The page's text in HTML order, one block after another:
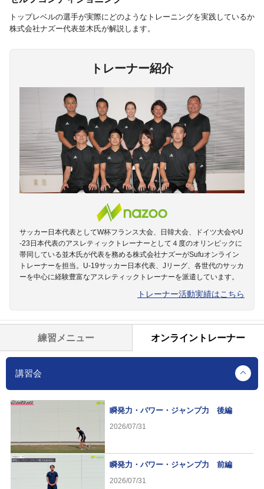
トップレベルの選手が実際にどのようなトレーニングを実践しているか
株式会社ナズー代表並木氏が解説します。
トレーナー紹介
サッカー日本代表としてW杯フランス大会、日韓大会、ドイツ大会やU
-23日本代表のアスレティックトレーナーとして４度のオリンピックに
帯同している並木氏が代表を務める株式会社ナズーがSufuオンライン
トレーナーを担当。U-19サッカー日本代表、Jリーグ、各世代のサッカ
ーを中心に経験豊富なアスレティックトレーナーを派遣しています。
トレーナー活動実績はこちら
練習メニュー オンライントレーナー
講習会
瞬発力・パワー・ジャンプ力 後編
2026/07/31
瞬発力・パワー・ジャンプ力 前編
2026/07/31